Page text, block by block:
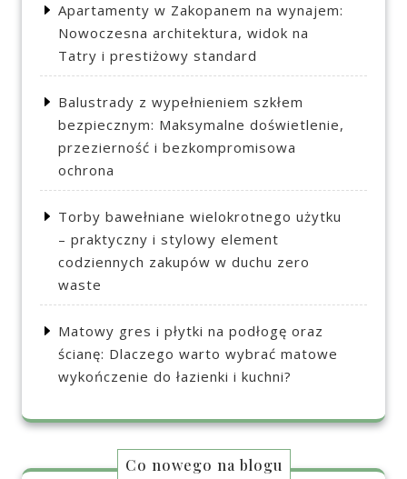
Apartamenty w Zakopanem na wynajem:
Nowoczesna architektura, widok na
Tatry i prestiżowy standard
Balustrady z wypełnieniem szkłem
bezpiecznym: Maksymalne doświetlenie,
przezierność i bezkompromisowa
ochrona
Torby bawełniane wielokrotnego użytku
– praktyczny i stylowy element
codziennych zakupów w duchu zero
waste
Matowy gres i płytki na podłogę oraz
ścianę: Dlaczego warto wybrać matowe
wykończenie do łazienki i kuchni?
Co nowego na blogu